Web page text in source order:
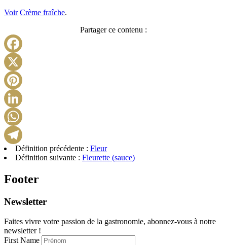
Voir Crème fraîche.
Partager ce contenu :
Définition précédente : Fleur
Définition suivante : Fleurette (sauce)
Footer
Newsletter
Faites vivre votre passion de la gastronomie, abonnez-vous à notre
newsletter !
First Name